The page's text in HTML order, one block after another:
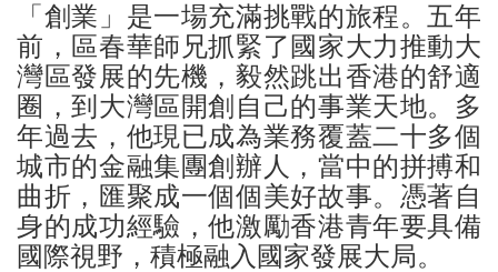
「創業」是一場充滿挑戰的旅程。五年
前，區春華師兄抓緊了國家大力推動大
灣區發展的先機，毅然跳出香港的舒適
圈，到大灣區開創自己的事業天地。多
年過去，他現已成為業務覆蓋二十多個
城市的金融集團創辦人，當中的拼搏和
曲折，匯聚成一個個美好故事。憑著自
身的成功經驗，他激勵香港青年要具備
國際視野，積極融入國家發展大局。